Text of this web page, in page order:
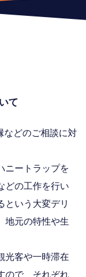
て
などのご相談に対
ニートラップを
どの工作を行い
という大変デリ
地元の特性や生
光客や一時滞在
ので、それぞれ